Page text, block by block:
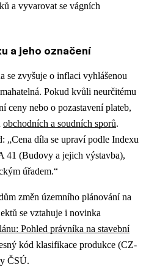
a vyvarovat se vágních
a jeho označení
se zvyšuje o inflaci vyhlášenou
Pokud kvůli neurčitému
ceny nebo o pozastavení plateb,
obchodních a soudních sporů.
„Cena díla se upraví podle Indexu
41 (Budovy a jejich výstavba),
úřadem.“
změn územního plánování na
se vztahuje i novinka
Pohled právníka na stavební
kód klasifikace produkce (CZ-
ČSÚ.